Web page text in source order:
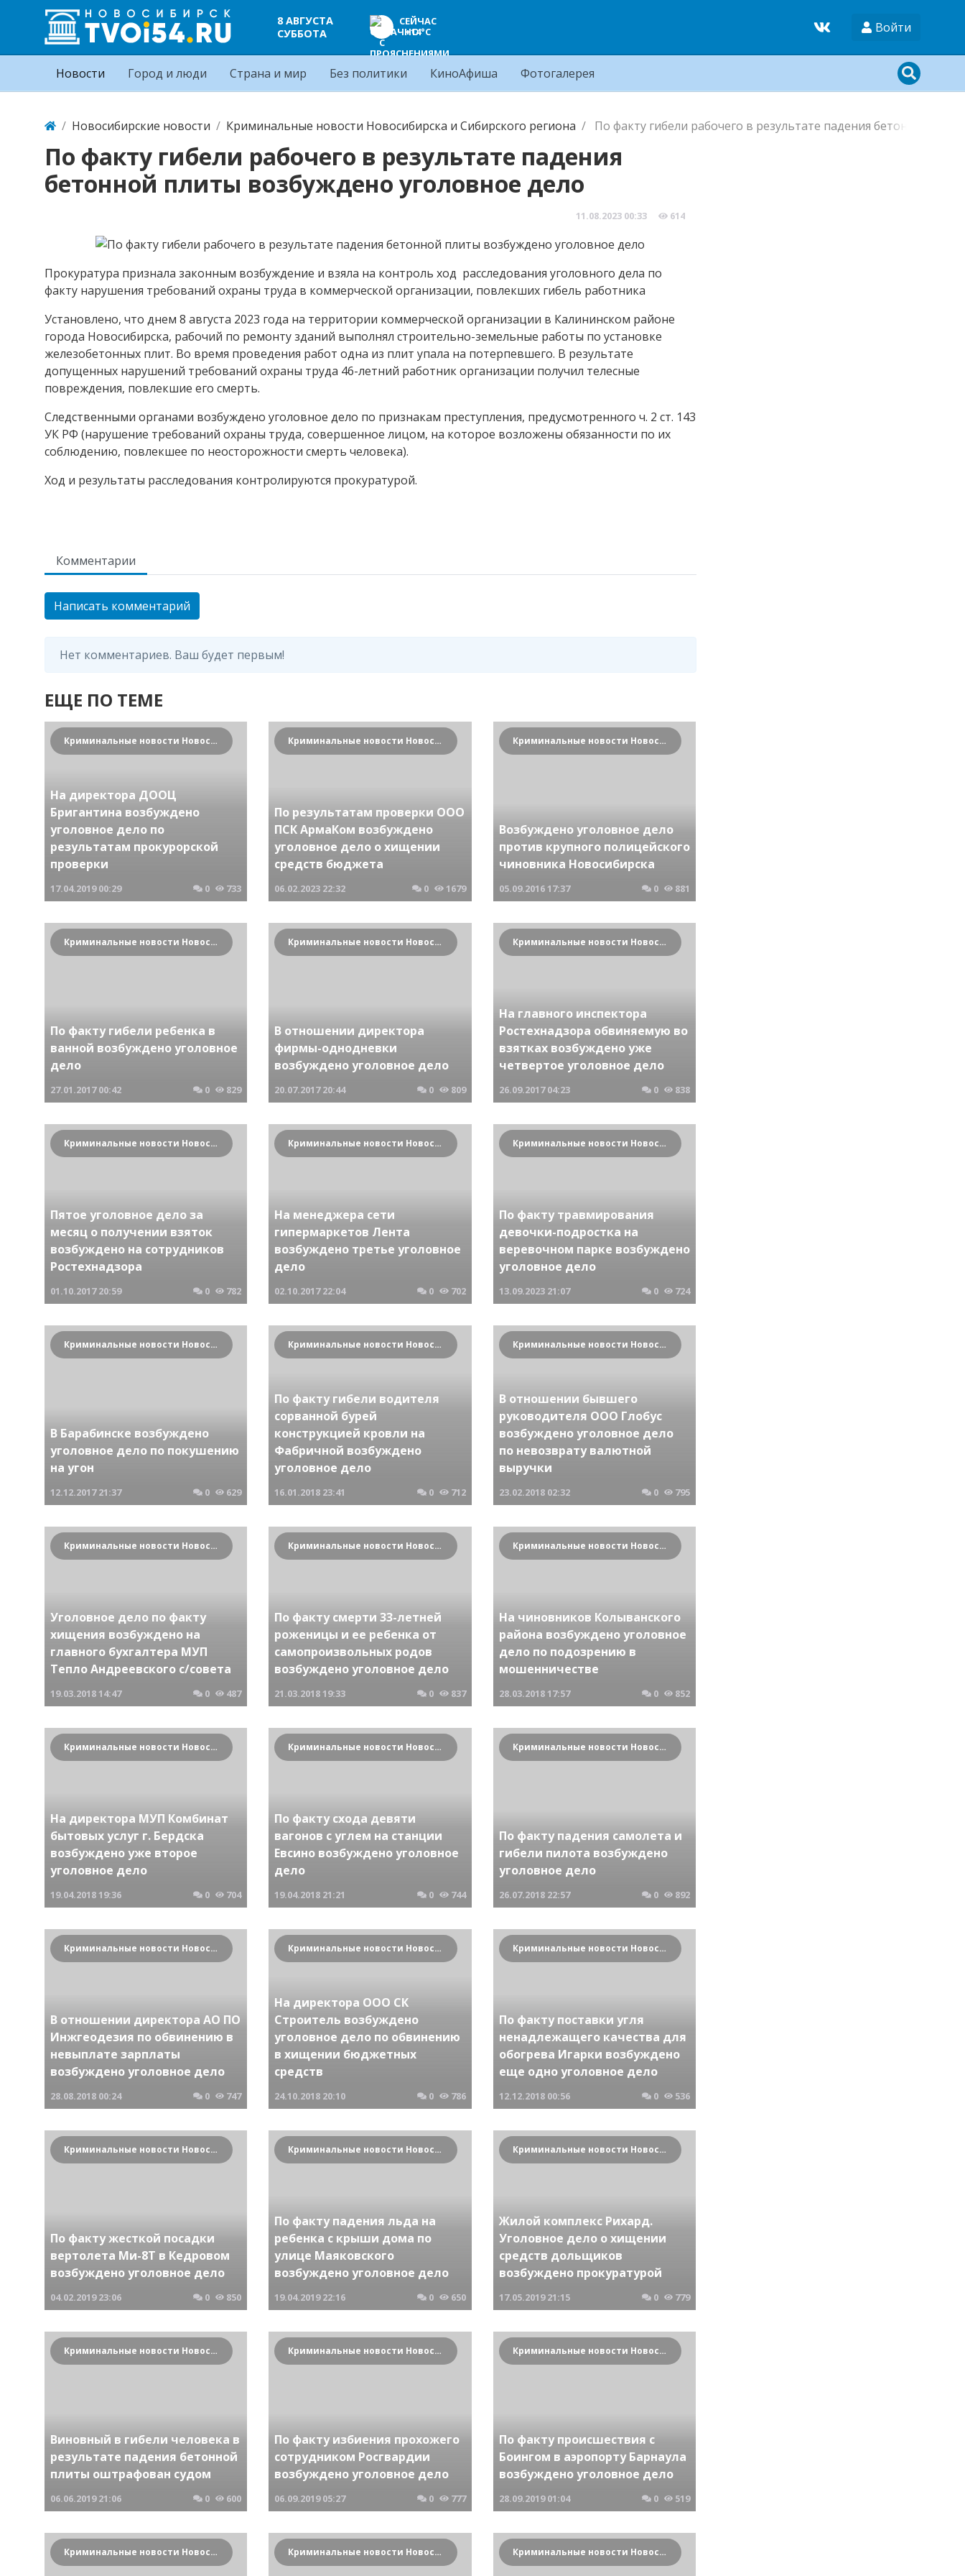
8 АВГУСТА
СУББОТА
СЕЙЧАС
+14°C
Войти
Новости Город и люди Страна и мир Без политики КиноАфиша Фотогалерея
Новосибирские новости Криминальные новости Новосибирска и Сибирского региона По факту гибели рабочего в результате падения бетонной
По факту гибели рабочего в результате падения
бетонной плиты возбуждено уголовное дело
11.08.2023 00:33 614
Прокуратура признала законным возбуждение и взяла на контроль ход расследования уголовного дела по
факту нарушения требований охраны труда в коммерческой организации, повлекших гибель работника
Установлено, что днем 8 августа 2023 года на территории коммерческой организации в Калининском районе
города Новосибирска, рабочий по ремонту зданий выполнял строительно-земельные работы по установке
железобетонных плит. Во время проведения работ одна из плит упала на потерпевшего. В результате
допущенных нарушений требований охраны труда 46-летний работник организации получил телесные
повреждения, повлекшие его смерть.
Следственными органами возбуждено уголовное дело по признакам преступления, предусмотренного ч. 2 ст. 143
УК РФ (нарушение требований охраны труда, совершенное лицом, на которое возложены обязанности по их
соблюдению, повлекшее по неосторожности смерть человека).
Ход и результаты расследования контролируются прокуратурой.
Комментарии
Написать комментарий
Нет комментариев. Ваш будет первым!
ЕЩЕ ПО ТЕМЕ
Криминальные новости Новосибирска и Сибирского региона
На директора ДООЦ
Бригантина возбуждено
уголовное дело по
результатам прокурорской
проверки
17.04.2019 00:29 0 733
Криминальные новости Новосибирска и Сибирского региона
По результатам проверки ООО
ПСК АрмаКом возбуждено
уголовное дело о хищении
средств бюджета
06.02.2023 22:32 0 1679
Криминальные новости Новосибирска и Сибирского региона
Возбуждено уголовное дело
против крупного полицейского
чиновника Новосибирска
05.09.201617:37 0 881
Криминальные новости Новосибирска и Сибирского региона
По факту гибели ребенка в
ванной возбуждено уголовное
дело
27.01.2017 00:42 0 829
Криминальные новости Новосибирска и Сибирского региона
В отношении директора
фирмы-однодневки
возбуждено уголовное дело
20.07.201720:44 0 809
Криминальные новости Новосибирска и Сибирского региона
На главного инспектора
Ростехнадзора обвиняемую во
взятках возбуждено уже
четвертое уголовное дело
26.09.2017 04:23 0 838
Криминальные новости Новосибирска и Сибирского региона
Пятое уголовное дело за
месяц о получении взяток
возбуждено на сотрудников
Ростехнадзора
01.10.2017 20:59 0 782
Криминальные новости Новосибирска и Сибирского региона
На менеджера сети
гипермаркетов Лента
возбуждено третье уголовное
дело
02.10.201722:04 0 702
Криминальные новости Новосибирска и Сибирского региона
По факту травмирования
девочки-подростка на
веревочном парке возбуждено
уголовное дело
13.09.2023 21:07 0 724
Криминальные новости Новосибирска и Сибирского региона
В Барабинске возбуждено
уголовное дело по покушению
на угон
12.12.2017 21:37 0 629
Криминальные новости Новосибирска и Сибирского региона
По факту гибели водителя
сорванной бурей
конструкцией кровли на
Фабричной возбуждено
уголовное дело
16.01.2018 23:41 0 712
Криминальные новости Новосибирска и Сибирского региона
В отношении бывшего
руководителя ООО Глобус
возбуждено уголовное дело
по невозврату валютной
выручки
23.02.2018 02:32 0 795
Криминальные новости Новосибирска и Сибирского региона
Уголовное дело по факту
хищения возбуждено на
главного бухгалтера МУП
Тепло Андреевского с/совета
19.03.201814:47 0 487
Криминальные новости Новосибирска и Сибирского региона
По факту смерти 33-летней
роженицы и ее ребенка от
самопроизвольных родов
возбуждено уголовное дело
21.03.201819:33 0 837
Криминальные новости Новосибирска и Сибирского региона
На чиновников Колыванского
района возбуждено уголовное
дело по подозрению в
мошенничестве
28.03.201817:57 0 852
Криминальные новости Новосибирска и Сибирского региона
На директора МУП Комбинат
бытовых услуг г. Бердска
возбуждено уже второе
уголовное дело
19.04.201819:36 0 704
Криминальные новости Новосибирска и Сибирского региона
По факту схода девяти
вагонов с углем на станции
Евсино возбуждено уголовное
дело
19.04.2018 21:21 0 744
Криминальные новости Новосибирска и Сибирского региона
По факту падения самолета и
гибели пилота возбуждено
уголовное дело
26.07.2018 22:57 0 892
Криминальные новости Новосибирска и Сибирского региона
В отношении директора АО ПО
Инжгеодезия по обвинению в
невыплате зарплаты
возбуждено уголовное дело
28.08.2018 00:24 0 747
Криминальные новости Новосибирска и Сибирского региона
На директора ООО СК
Строитель возбуждено
уголовное дело по обвинению
в хищении бюджетных
средств
24.10.2018 20:10 0 786
Криминальные новости Новосибирска и Сибирского региона
По факту поставки угля
ненадлежащего качества для
обогрева Игарки возбуждено
еще одно уголовное дело
12.12.2018 00:56 0 536
Криминальные новости Новосибирска и Сибирского региона
По факту жесткой посадки
вертолета Ми-8Т в Кедровом
возбуждено уголовное дело
04.02.2019 23:06 0 850
Криминальные новости Новосибирска и Сибирского региона
По факту падения льда на
ребенка с крыши дома по
улице Маяковского
возбуждено уголовное дело
19.04.201922:16 0 650
Криминальные новости Новосибирска и Сибирского региона
Жилой комплекс Рихард.
Уголовное дело о хищении
средств дольщиков
возбуждено прокуратурой
17.05.2019 21:15 0 779
Криминальные новости Новосибирска и Сибирского региона
Виновный в гибели человека в
результате падения бетонной
плиты оштрафован судом
06.06.2019 21:06 0 600
Криминальные новости Новосибирска и Сибирского региона
По факту избиения прохожего
сотрудником Росгвардии
возбуждено уголовное дело
06.09.201905:27 0 777
Криминальные новости Новосибирска и Сибирского региона
По факту происшествия с
Боингом в аэропорту Барнаула
возбуждено уголовное дело
28.09.2019 01:04 0 519
Криминальные новости Новосибирска и Сибирского региона Криминальные новости Новосибирска и Сибирского региона Криминальные новости Новосибирска и Сибирского региона